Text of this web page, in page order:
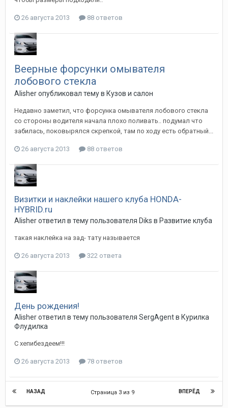
26 августа 2013 88 ответов
Веерные форсунки омывателя
лобового стекла
Alisherопубликовал тему в Кузов и салон
Недавно заметил, что форсунка омывателя лобового стекла
со стороны водителя начала плохо поливать.. подумал что
забилась, поковырялся скрепкой, там по ходу есть обратный...
26 августа 2013 88 ответов
Визитки и наклейки нашего клуба HONDA-
HYBRID.ru
Alisherответил в тему пользователя Diks в Развитие клуба
такая наклейка на зад- тату называется
26 августа 2013 322 ответа
День рождения!
Alisherответил в тему пользователя SergAgentв Курилка
Флудилка
C хепибездеем!!!
26 августа 2013 78 ответов
НАЗАД ВПЕРЁД
Страница 3 из 9